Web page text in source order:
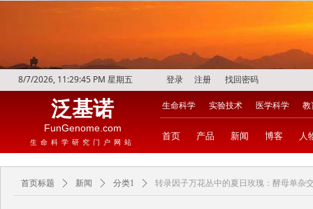
找回密码
登录 注册
8/7/2026, 11:29:46 PM 星期五
泛基诺
FunGenome.com
生命科学 实验技术 医学科学 教
生命科学研究门户网站
首页 产品 新闻 博客 人
首页标题 ꄲ 新闻 ꄲ 分类1 ꄲ 转录因子万花丛中的夏日玫瑰：酵母单杂